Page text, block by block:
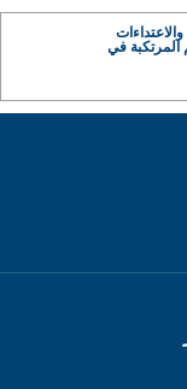
المرتكبة في